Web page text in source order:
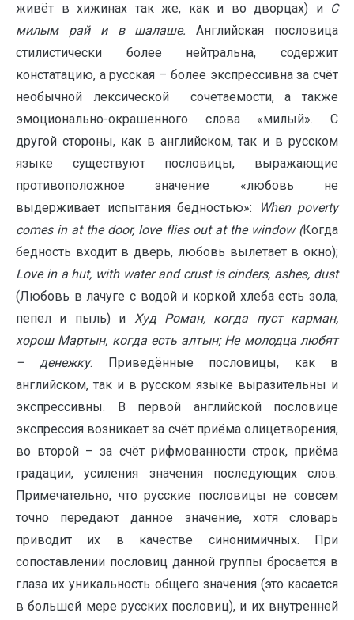
живёт в хижинах так же, как и во дворцах) и С
милым рай и в шалаше. Английская пословица
стилистически более нейтральна, содержит
констатацию, а русская – более экспрессивна за счёт
необычной лексической сочетаемости, а также
эмоционально-окрашенного слова «милый». С
другой стороны, как в английском, так и в русском
языке существуют пословицы, выражающие
противоположное значение «любовь не
выдерживает испытания бедностью»:
When poverty
comes in at the door, love flies out at the window(Когда
бедность входит в дверь, любовь вылетает в окно);
Love in a hut, with water and crust is cinders, ashes, dust
(Любовь в лачуге с водой и коркой хлеба есть зола,
пепел и пыль) и Худ Роман, когда пуст карман,
хорош Мартын, когда есть алтын; Не молодца любят
– денежку. Приведённые пословицы, как в
английском, так и в русском языке выразительны и
экспрессивны. В первой английской пословице
экспрессия возникает за счёт приёма олицетворения,
во второй – за счёт рифмованности строк, приёма
градации, усиления значения последующих слов.
Примечательно, что русские пословицы не совсем
точно передают данное значение, хотя словарь
приводит их в качестве синонимичных. При
сопоставлении пословиц данной группы бросается в
глаза их уникальность общего значения (это касается
в большей мере русских пословиц), и их внутренней